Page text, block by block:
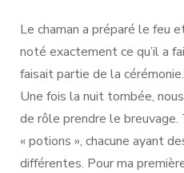
Le chaman a préparé le feu
noté exactement ce qu’il a
faisait partie de la cérémonie.
Une fois la nuit tombée,
de rôle prendre le
« potions », chacune ayant
différentes. Pour ma